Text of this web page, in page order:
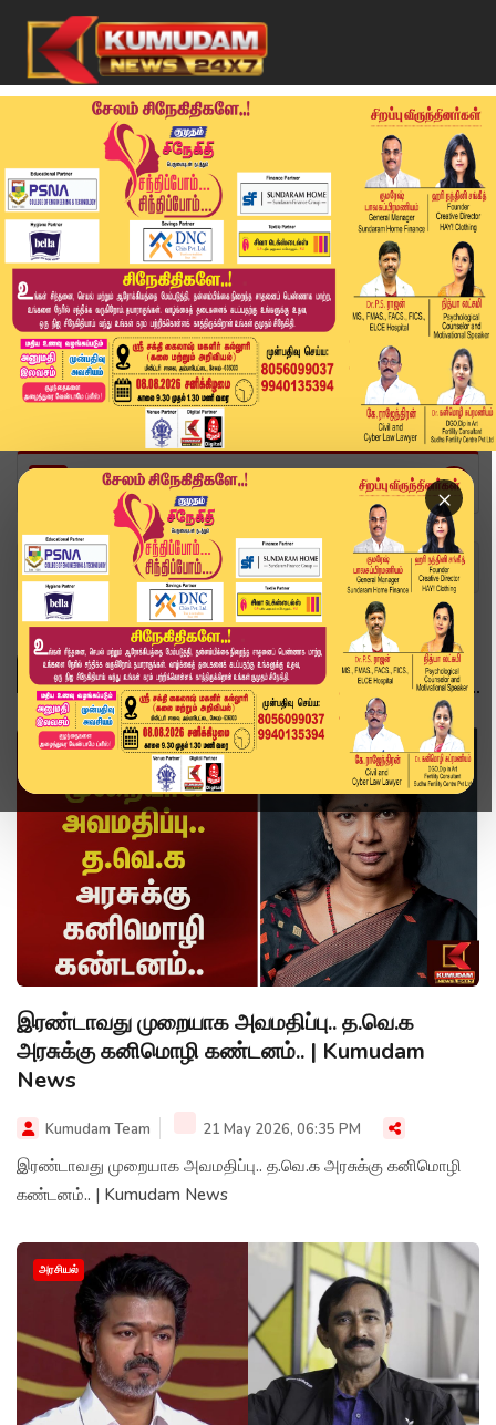
×
Home Topics
வீடியோ ஸ்டோரி
இரண்டாவது முறையாக அவமதிப்பு.. த.வெ.க
அரசுக்கு கனிமொழி கண்டனம்.. | Kumudam
News
Kumudam Team 21 May 2026, 06:35 PM
இரண்டாவது முறையாக அவமதிப்பு.. த.வெ.க அரசுக்கு கனிமொழி
கண்டனம்.. | Kumudam News
அரசியல்